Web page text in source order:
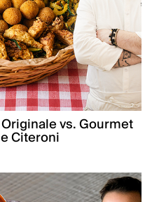
vs. Gourmet
Citeroni